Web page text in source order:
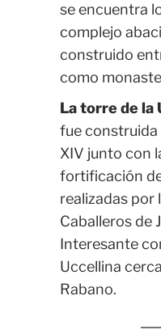
se encuentra
complejo
construido
como
La torre de la
fue construida
XIV junto con
fortificación
realizadas por
Caballeros de
Interesante
Uccellina
Rabano.